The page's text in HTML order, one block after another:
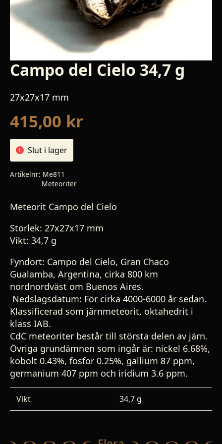
Campo del Cielo 34,7 g
27x27x17 mm
415,00 kr
Slut i lager
Artikelnr: Me811
Meteoriter
Meteorit Campo del Cielo
Storlek: 27x27x17 mm
Vikt: 34,7 g
Fyndort: Campo del Cielo, Gran Chaco
Gualamba, Argentina, cirka 800 km
nordnordväst om Buenos Aires.
Nedslagsdatum: För cirka 4000-6000 år sedan.
Klassificerad som järnmeteorit, oktahedrit i
klass IAB.
CdC meteoriter består till största delen av järn.
Övriga grundämnen som ingår är: nickel 6.68%,
kobolt 0.43%, fosfor 0.25%, gallium 87 ppm,
germanium 407 ppm och iridium 3.6 ppm.
Vikt 34,7 g